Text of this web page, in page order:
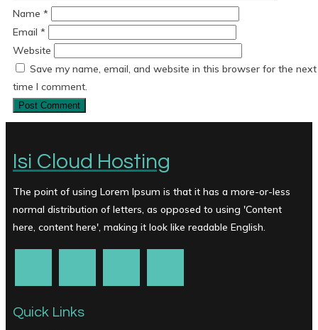
Name *
Email *
Website
Save my name, email, and website in this browser for the next
time I comment.
Isi Cloud Hosting
The point of using Lorem Ipsum is that it has a more-or-less
normal distribution of letters, as opposed to using 'Content
here, content here', making it look like readable English.
Quick Links